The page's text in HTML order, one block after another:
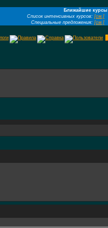
Ближайшие
Список интенсивных курсов: [см.]
Специальные предложения: [см.]